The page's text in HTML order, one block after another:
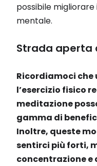
possibile
mentale.
Strada aperta
Ricordiamoci che
l’esercizio fisico
meditazione
gamma di
Inoltre, queste
sentirci più forti,
concentrazione